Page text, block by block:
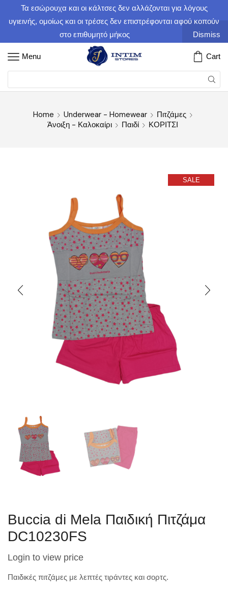
Τα εσώρουχα και οι κάλτσες δεν αλλάζονται για λόγους
υγιεινής, ομοίως και οι τρέσες δεν επιστρέφονται αφού κοπούν
στο επιθυμητό μήκος
Dismiss
Menu Cart
Home Underwear - Homewear
Πιτζάμες
Άνοιξη - Καλοκαίρι
Παιδί ΚΟΡΙΤΣΙ
SALE
Buccia di Mela Παιδική Πιτζάμα
DC10230FS
Login to view price
Παιδικές πιτζάμες με λεπτές τιράντες και σορτς.